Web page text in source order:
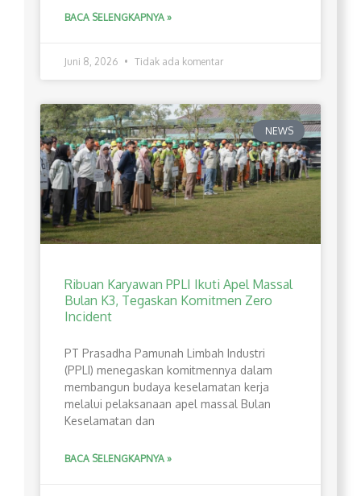
BACA SELENGKAPNYA »
Juni 8, 2026 Tidak ada komentar
NEWS
Ribuan Karyawan PPLI Ikuti Apel Massal
Bulan K3, Tegaskan Komitmen Zero
Incident
PT Prasadha Pamunah Limbah Industri
(PPLI) menegaskan komitmennya dalam
membangun budaya keselamatan kerja
melalui pelaksanaan apel massal Bulan
Keselamatan dan
BACA SELENGKAPNYA »